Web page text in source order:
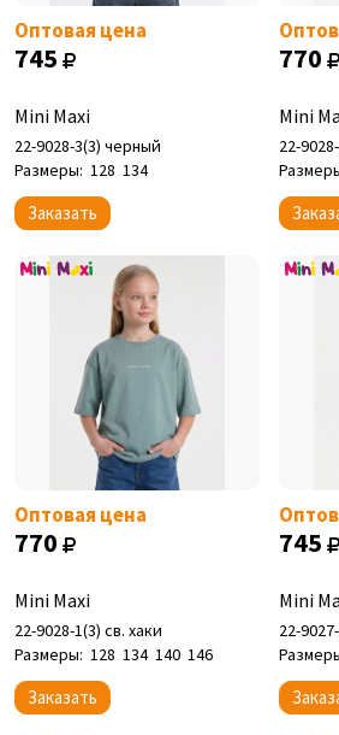
Оптовая цена
745
Mini Maxi
22-9028-3(3) черный
Размеры: 128 134
Заказать
770
Mini
22-
Оптовая цена
770
Mini Maxi
22-9028-1(3) св. хаки
Размеры: 128 134 140 146
Заказать
745
Mini
22-